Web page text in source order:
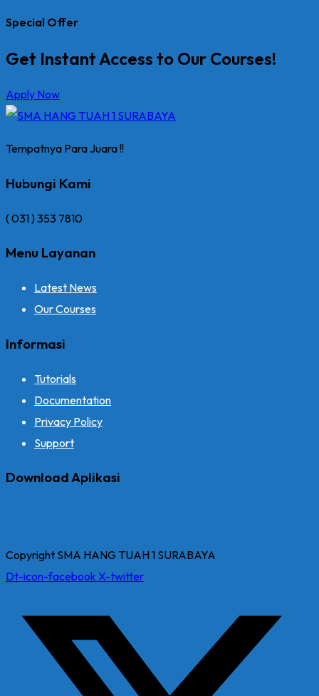
Special Offer
Get Instant Access to Our Courses!
Apply Now
Tempatnya Para Juara !!
Hubungi Kami
( 031 ) 353 7810
Menu Layanan
Latest News
Our Courses
Informasi
Tutorials
Documentation
Privacy Policy
Support
Download Aplikasi
Copyright SMA HANG TUAH 1 SURABAYA
Dt-icon-facebook X-twitter